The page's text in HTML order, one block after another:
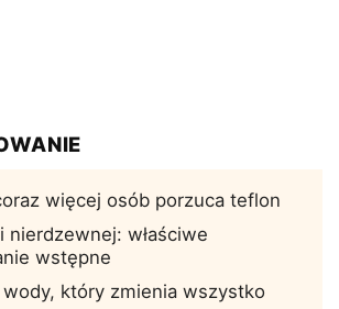
więcej osób porzuca teflon
nierdzewnej: właściwe
wstępne
który zmienia wszystko